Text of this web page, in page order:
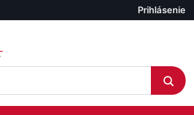
Účet
Prihlásenie